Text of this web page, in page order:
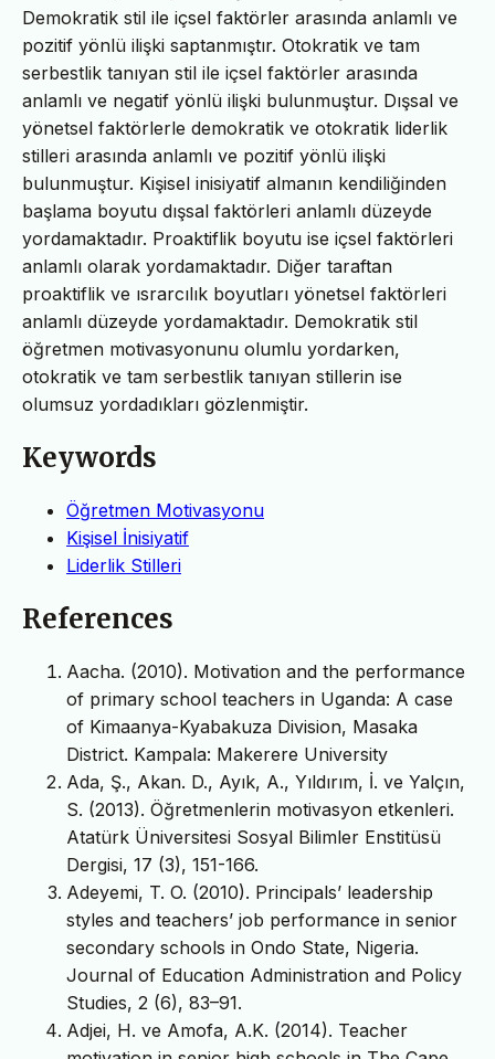
Demokratik stil ile içsel faktörler arasında anlamlı ve
pozitif yönlü ilişki saptanmıştır. Otokratik ve tam
serbestlik tanıyan stil ile içsel faktörler arasında
anlamlı ve negatif yönlü ilişki bulunmuştur. Dışsal ve
yönetsel faktörlerle demokratik ve otokratik liderlik
stilleri arasında anlamlı ve pozitif yönlü ilişki
bulunmuştur. Kişisel inisiyatif almanın kendiliğinden
başlama boyutu dışsal faktörleri anlamlı düzeyde
yordamaktadır. Proaktiflik boyutu ise içsel faktörleri
anlamlı olarak yordamaktadır. Diğer taraftan
proaktiflik ve ısrarcılık boyutları yönetsel faktörleri
anlamlı düzeyde yordamaktadır. Demokratik stil
öğretmen motivasyonunu olumlu yordarken,
otokratik ve tam serbestlik tanıyan stillerin ise
olumsuz yordadıkları gözlenmiştir.
Keywords
Öğretmen Motivasyonu
Kişisel İnisiyatif
Liderlik Stilleri
References
Aacha. (2010). Motivation and the performance
of primary school teachers in Uganda: A case
of Kimaanya-Kyabakuza Division, Masaka
District. Kampala: Makerere University
Ada, Ş., Akan. D., Ayık, A., Yıldırım, İ. ve Yalçın,
S. (2013). Öğretmenlerin motivasyon etkenleri.
Atatürk Üniversitesi Sosyal Bilimler Enstitüsü
Dergisi, 17 (3), 151-166.
Adeyemi, T. O. (2010). Principals’ leadership
styles and teachers’ job performance in senior
secondary schools in Ondo State, Nigeria.
Journal of Education Administration and Policy
Studies, 2 (6), 83–91.
Adjei, H. ve Amofa, A.K. (2014). Teacher